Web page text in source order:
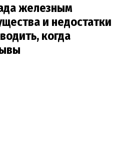
железным
и недостатки
когда